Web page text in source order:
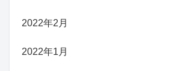
2022年2月
2022年1月